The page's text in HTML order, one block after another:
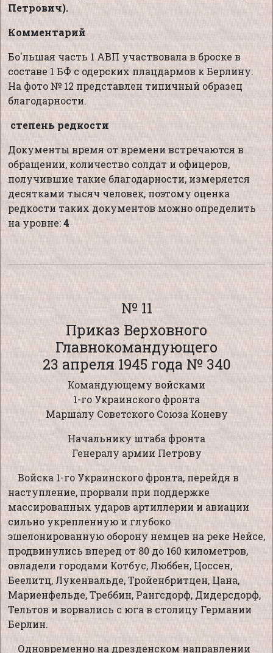
Петрович).
Комментарий
Бо'льшая часть 1 АВП участвовала в броске в
составе 1 БФ с одерских плацдармов к Берлину.
На фото № 12 представлен типичный образец
благодарности.
степень редкости
Документы время от времени встречаются в
обращении, количество солдат и офицеров,
получившие такие благодарности, измеряется
десятками тысяч человек, поэтому оценка
редкости таких документов можно определить
на уровне:4
№ 11
Приказ Верховного
Главнокомандующего
23 апреля 1945 года № 340
Командующему войсками
1-го Украинского фронта
Маршалу Советского Союза Коневу
Начальнику штаба фронта
Генералу армии Петрову
Войска 1-го Украинского фронта, перейдя в
наступление, прорвали при поддержке
массированных ударов артиллерии и авиации
сильно укрепленную и глубоко
эшелонированную оборону немцев на реке Нейсе,
продвинулись вперед от 80 до 160 километров,
овладели городами Котбус, Люббен, Цоссен,
Беелитц, Лукенвальде, Тройенбритцен, Цана,
Мариенфельде, Треббин, Рангсдорф, Дидерсдорф,
Тельтов и ворвались с юга в столицу Германии
Берлин.
Одновременно на дрезденском направлении